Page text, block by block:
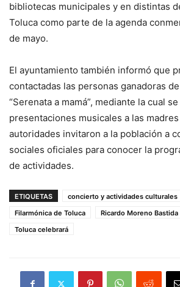
bibliotecas municipales y en distintas
Toluca como parte de la agenda
de mayo.
El ayuntamiento también informó que
contactadas las personas ganadoras
“Serenata a mamá”, mediante la cual
presentaciones musicales a las
autoridades invitaron a la población a
sociales oficiales para conocer la
de actividades.
ETIQUETAS
concierto y actividades culturales
Filarmónica de Toluca
Ricardo Moreno Bastida
Toluca celebrará